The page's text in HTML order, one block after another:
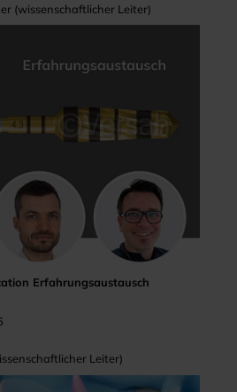
(wissenschaftlicher Leiter)
Erfahrungsaustausch
Leiter)